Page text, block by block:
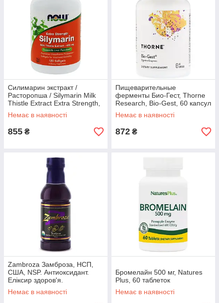
Силимарин экстракт /
Расторопша / Silymarin Milk
Thistle Extract Extra Strength,
450 мг 120 гел.капсул
Немає в наявності
855 ₴
Пищеварительные
ферменты Био-Гест, Thorne
Research, Bio-Gest, 60 капсул
Немає в наявності
872 ₴
Zambroza Замброза, НСП,
США, NSP. Антиоксидант.
Еліксир здоров'я.
Немає в наявності
Бромелайн 500 мг, Natures
Plus, 60 таблеток
Немає в наявності